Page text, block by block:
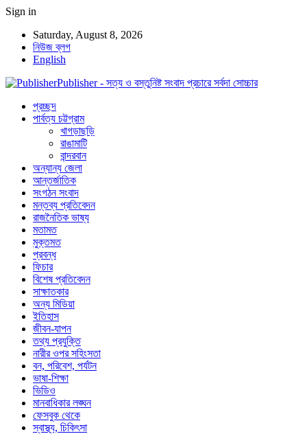
Sign in
Saturday, August 8, 2026
নিউজ ব্লগ
English
Publisher - সত্য ও বস্তুনিষ্ট সংবাদ প্রচারে সর্বদা সোচ্চার
প্রচ্ছদ
পার্বত্য চট্টগ্রাম
খাগড়াছড়ি
রাঙামাটি
বান্দরবান
অন্যান্য জেলা
আন্তর্জাতিক
সংগঠন সংবাদ
মন্তব্য প্রতিবেদন
রাজনৈতিক ভাষ্য
মতামত
মুক্তমত
প্রবন্ধ
ফিচার
বিশেষ প্রতিবেদন
সাক্ষাতকার
অন্য মিডিয়া
ইতিহাস
জীবন-যাপন
তথ্য প্রযুক্তি
নারীর ওপর সহিংসতা
বন, পরিবেশ, পর্যটন
ভাষা-শিক্ষা
ভিডিও
মানবাধিকার লঙ্ঘন
ফেসবুক থেকে
স্বাস্থ্য, চিকিৎসা